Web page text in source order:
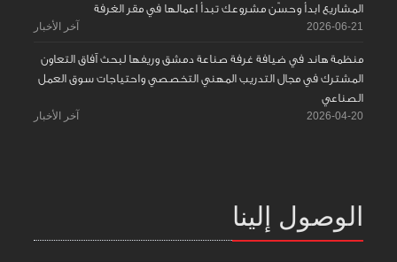
المشاريع ابدأ وحسّن مشروعك تبدأ اعمالها في مقر الغرفة
2026-06-21 آخر الأخبار
منظمة هاند في ضيافة غرفة صناعة دمشق وريفها لبحث آفاق التعاون
المشترك في مجال التدريب المهني التخصصي واحتياجات سوق العمل
الصناعي
2026-04-20 آخر الأخبار
الوصول إلينا